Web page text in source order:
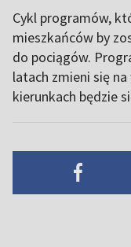
Cykl programów,
mieszkańców by
do pociągów.
latach zmieni się
kierunkach będzie